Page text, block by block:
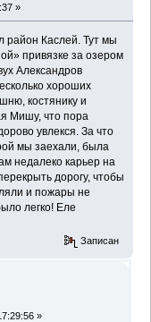
»
район Каслей. Тут мы
привязке за озером
Александров
хороших
костянику и
Мишу, что пора
увлекся. За что
мы заехали, была
недалеко карьер на
дорогу, чтобы
и пожары не
легко! Еле
Записан
»